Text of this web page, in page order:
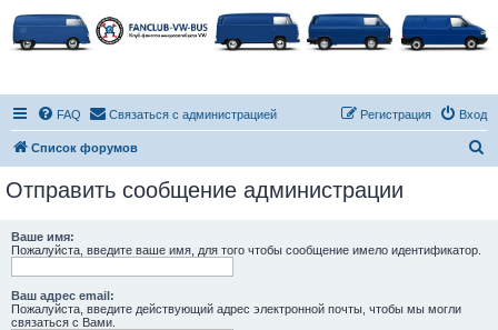
FAQ Связаться с администрацией Вход
Регистрация
Список форумов
Отправить сообщение администрации
Ваше имя:
Пожалуйста, введите ваше имя, для того чтобы сообщение имело идентификатор.
Ваш адрес email:
Пожалуйста, введите действующий адрес электронной почты, чтобы мы могли
связаться с Вами.